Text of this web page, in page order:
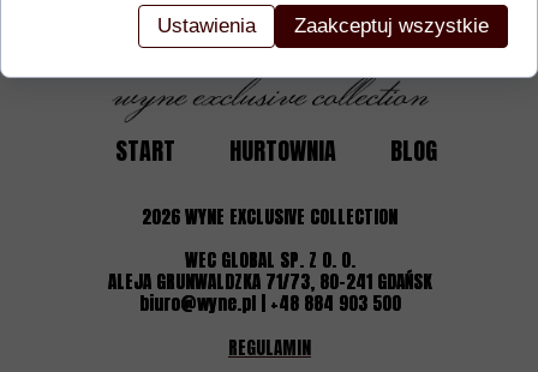
START HURTOWNIA BLOG
2026WYNE EXCLUSIVE COLLECTION
WEC GLOBAL SP. Z O. O.
ALEJA GRUNWALDZKA 71/73, 80-241 GDAŃSK
biuro@wyne.pl | +48 884 903 500
REGULAMIN
Ustawienia Zaakceptuj wszystkie